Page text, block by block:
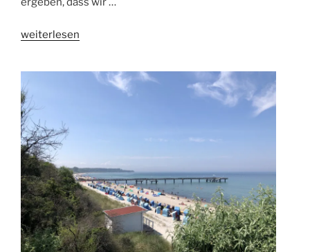
„Finanzamt
Wir
werden
ein
Berufsverband!“
weiterlesen